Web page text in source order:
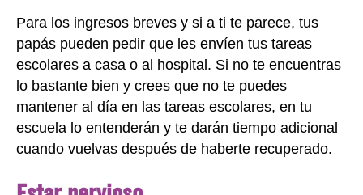
Para los ingresos breves y si a ti te parece, tus
papás pueden pedir que les envíen tus tareas
escolares a casa o al hospital. Si no te encuentras
lo bastante bien y crees que no te puedes
mantener al día en las tareas escolares, en tu
escuela lo entenderán y te darán tiempo adicional
cuando vuelvas después de haberte recuperado.